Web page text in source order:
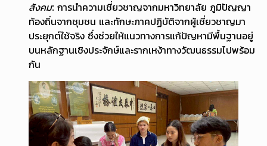
สังคม: การนำความเชี่ยวชาญจากมหาวิทยาลัย ภูมิปัญญา
ท้องถิ่นจากชุมชน และทักษะภาคปฏิบัติจากผู้เชี่ยวชาญมา
ประยุกต์ใช้จริง ซึ่งช่วยให้แนวทางการแก้ปัญหามีพื้นฐานอยู่
บนหลักฐานเชิงประจักษ์และรากเหง้าทางวัฒนธรรมไปพร้อม
กัน